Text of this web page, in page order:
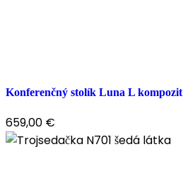
Konferenčný stolík Luna L kompozit
659,00 €